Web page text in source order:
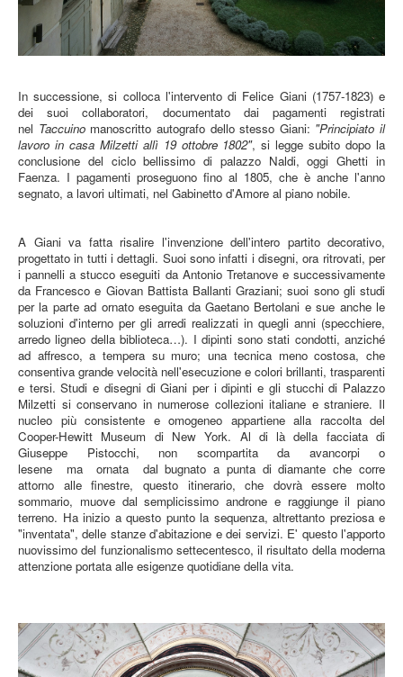
In successione, si colloca l'intervento di Felice Giani (1757-1823) e
dei suoi collaboratori, documentato dai pagamenti registrati
nel Taccuinomanoscritto autografo dello stesso Giani: "Principiato il
lavoro in casa Milzetti allì 19 ottobre 1802", si legge subito dopo la
conclusione del ciclo bellissimo di palazzo Naldi, oggi Ghetti in
Faenza. I pagamenti proseguono fino al 1805, che è anche l'anno
segnato, a lavori ultimati, nel Gabinetto d'Amore al piano nobile.
A Giani va fatta risalire l'invenzione dell'intero partito decorativo,
progettato in tutti i dettagli. Suoi sono infatti i disegni, ora ritrovati, per
i pannelli a stucco eseguiti da Antonio Tretanove e successivamente
da Francesco e Giovan Battista Ballanti Graziani; suoi sono gli studi
per la parte ad ornato eseguita da Gaetano Bertolani e sue anche le
soluzioni d'interno per gli arredi realizzati in quegli anni (specchiere,
arredo ligneo della biblioteca…). I dipinti sono stati condotti, anziché
ad affresco, a tempera su muro; una tecnica meno costosa, che
consentiva grande velocità nell'esecuzione e colori brillanti, trasparenti
e tersi. Studi e disegni di Giani per i dipinti e gli stucchi di Palazzo
Milzetti si conservano in numerose collezioni italiane e straniere. Il
nucleo più consistente e omogeneo appartiene alla raccolta del
Cooper-Hewitt Museum di New York. Al di là della facciata di
Giuseppe Pistocchi, non scompartita da avancorpi o
lesene ma ornata dal bugnato a punta di diamante che corre
attorno alle finestre, questo itinerario, che dovrà essere molto
sommario, muove dal semplicissimo androne e raggiunge il piano
terreno. Ha inizio a questo punto la sequenza, altrettanto preziosa e
"inventata", delle stanze d'abitazione e dei servizi. E' questo l'apporto
nuovissimo del funzionalismo settecentesco, il risultato della moderna
attenzione portata alle esigenze quotidiane della vita.